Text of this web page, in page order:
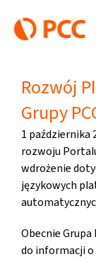
zawartości
Rozwój
Grupy
1 października
rozwoju
wdrożenie
językowych
Obecnie
do informacji